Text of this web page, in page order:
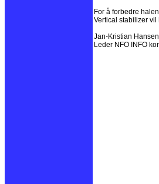
For å forbedre
Vertical stabilizer vil
Jan-Kristian Hansen
Leder NFO INFO